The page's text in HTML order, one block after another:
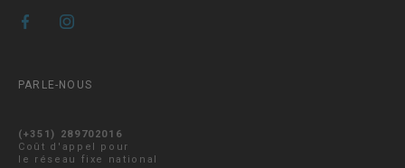
PARLE-NOUS
(+351) 289702016
Coût d'appel pour
le réseau fixe national